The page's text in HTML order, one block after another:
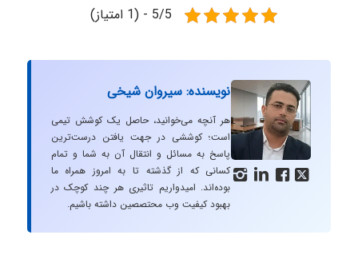
5/5 - (1 امتیاز)
   
نویسنده: سیروان شیخی
هر آنچه می‌خوانید، حاصل یک کوشش تیمی
است؛ کوششی در جهت یافتن درست‌ترین
پاسخ به مسائل و انتقال آن به شما و تمام
کسانی که از گذشته تا به امروز همراه ما
بوده‌اند. امیدواریم تاثیری هر چند کوچک در
بهبود کیفیت وب محتصصین داشته باشیم.